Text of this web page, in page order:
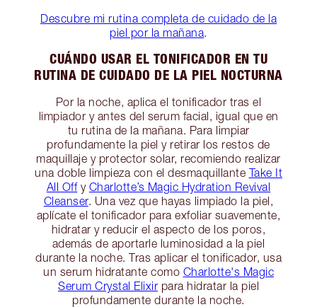
Descubre mi rutina completa de cuidado de la
piel por la mañana.
CUÁNDO USAR EL TONIFICADOR EN TU
RUTINA DE CUIDADO DE LA PIEL NOCTURNA
Por la noche, aplica el tonificador tras el
limpiador y antes del serum facial, igual que en
tu rutina de la mañana. Para limpiar
profundamente la piel y retirar los restos de
maquillaje y protector solar, recomiendo realizar
una doble limpieza con el desmaquillante Take It
All Offy Charlotte’s Magic Hydration Revival
Cleanser. Una vez que hayas limpiado la piel,
aplícate el tonificador para exfoliar suavemente,
hidratar y reducir el aspecto de los poros,
además de aportarle luminosidad a la piel
durante la noche. Tras aplicar el tonificador, usa
un serum hidratante como Charlotte's Magic
Serum Crystal Elixir para hidratar la piel
profundamente durante la noche.